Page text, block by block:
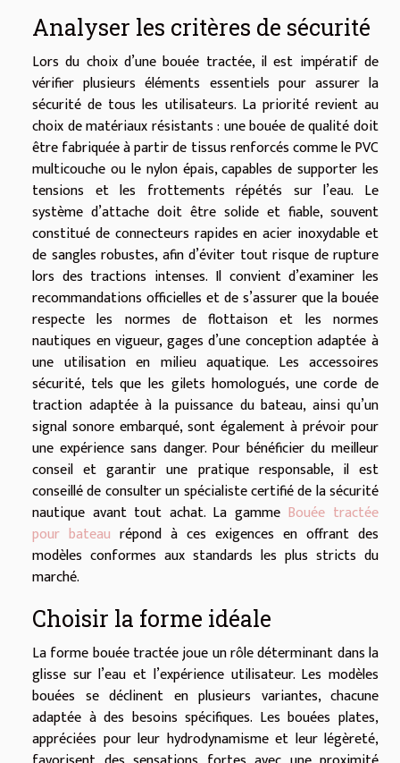
Analyser les critères de sécurité
Lors du choix d’une bouée tractée, il est impératif de
vérifier plusieurs éléments essentiels pour assurer la
sécurité de tous les utilisateurs. La priorité revient au
choix de matériaux résistants : une bouée de qualité doit
être fabriquée à partir de tissus renforcés comme le PVC
multicouche ou le nylon épais, capables de supporter les
tensions et les frottements répétés sur l’eau. Le
système d’attache doit être solide et fiable, souvent
constitué de connecteurs rapides en acier inoxydable et
de sangles robustes, afin d’éviter tout risque de rupture
lors des tractions intenses. Il convient d’examiner les
recommandations officielles et de s’assurer que la bouée
respecte les normes de flottaison et les normes
nautiques en vigueur, gages d’une conception adaptée à
une utilisation en milieu aquatique. Les accessoires
sécurité, tels que les gilets homologués, une corde de
traction adaptée à la puissance du bateau, ainsi qu’un
signal sonore embarqué, sont également à prévoir pour
une expérience sans danger. Pour bénéficier du meilleur
conseil et garantir une pratique responsable, il est
conseillé de consulter un spécialiste certifié de la sécurité
nautique avant tout achat. La gamme Bouée tractée
pour bateau répond à ces exigences en offrant des
modèles conformes aux standards les plus stricts du
marché.
Choisir la forme idéale
La forme bouée tractée joue un rôle déterminant dans la
glisse sur l’eau et l’expérience utilisateur. Les modèles
bouées se déclinent en plusieurs variantes, chacune
adaptée à des besoins spécifiques. Les bouées plates,
appréciées pour leur hydrodynamisme et leur légèreté,